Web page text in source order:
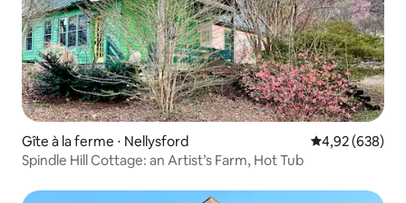
Gîte à la ferme ⋅ Nellysford Évaluation
4,92 (638)
Spindle Hill Cottage: an Artist’s Farm, Hot Tub